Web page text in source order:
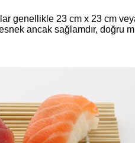
genellikle 23 cm x 23 cm
ancak sağlamdır, doğru